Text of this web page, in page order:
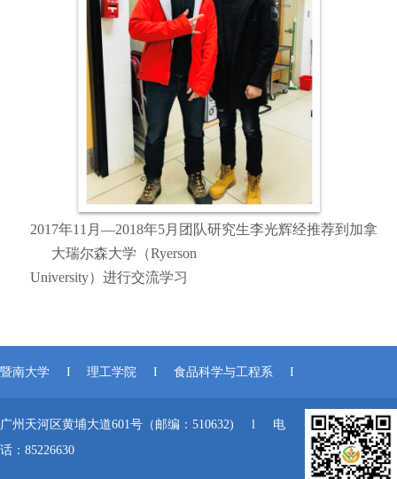
2017年11 月—2018年5月团队研究生李光辉经推荐到加拿
大瑞尔森大学（Ryerson
University）进行交流学习
暨南大学 I 理工学院 I 食品科学与工程系 I
广州天河区黄埔大道601号（邮编：510632) l 电
话：85226630